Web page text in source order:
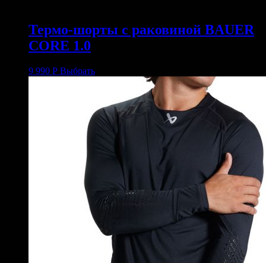
Термо-шорты с раковиной BAUER
CORE 1.0
9 990 Р Выбрать